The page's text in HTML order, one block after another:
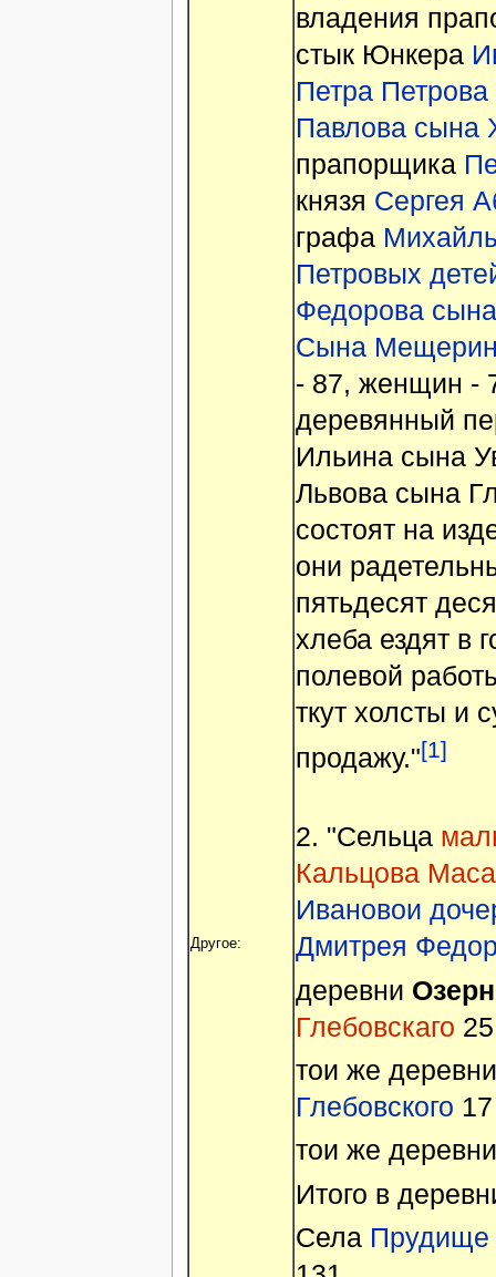
Другое:
владения
стык Юнкера
Петра
Павлова сына
прапорщика
князя Сергея
графа
Петровых
Федорова
Сына
- 87, женщин -
деревянный
Ильина сына
Львова сына
состоят на
они
пятьдесят
хлеба ездят в
полевой
ткут холсты и
продажу."[1]
2. "Сельца
Кальцова
Ивановои
Дмитрея
деревни
Глебовскаго 25
тои же
Глебовского 17
тои же
Итого в
Села Прудище